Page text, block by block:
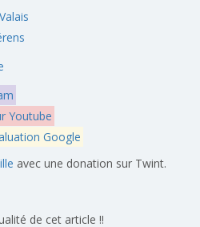
Youtube
Google
avec une donation sur Twint.
de cet article !!